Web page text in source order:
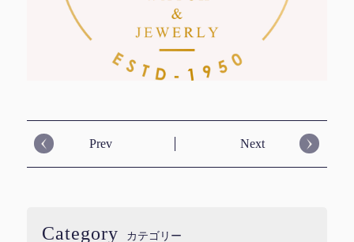
Prev Next
Category カテゴリー